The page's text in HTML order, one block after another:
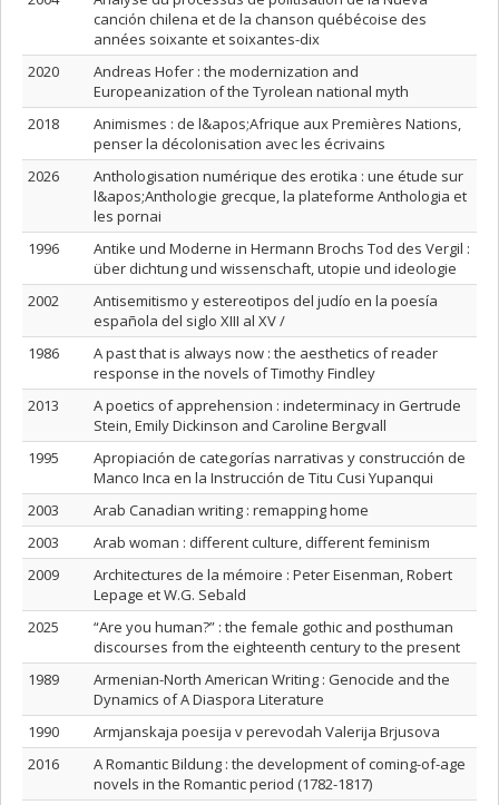
canción chilena et de la chanson québécoise des
années soixante et soixantes-dix
2020
Andreas Hofer : the modernization and
Europeanization of the Tyrolean national myth
2018
Animismes : de l&apos;Afrique aux Premières Nations,
penser la décolonisation avec les écrivains
2026
Anthologisation numérique des erotika : une étude sur
l&apos;Anthologie grecque, la plateforme Anthologia et
les pornai
1996
Antike und Moderne in Hermann Brochs Tod des Vergil :
über dichtung und wissenschaft, utopie und ideologie
2002
Antisemitismo y estereotipos del judío en la poesía
española del siglo XIII al XV /
1986
A past that is always now : the aesthetics of reader
response in the novels of Timothy Findley
2013
A poetics of apprehension : indeterminacy in Gertrude
Stein, Emily Dickinson and Caroline Bergvall
1995
Apropiación de categorías narrativas y construcción de
Manco Inca en la Instrucción de Titu Cusi Yupanqui
2003
Arab Canadian writing : remapping home
2003
Arab woman : different culture, different feminism
2009
Architectures de la mémoire : Peter Eisenman, Robert
Lepage et W.G. Sebald
2025
“Are you human?” : the female gothic and posthuman
discourses from the eighteenth century to the present
1989
Armenian-North American Writing : Genocide and the
Dynamics of A Diaspora Literature
1990
Armjanskaja poesija v perevodah Valerija Brjusova
2016
A Romantic Bildung : the development of coming-of-age
novels in the Romantic period (1782-1817)